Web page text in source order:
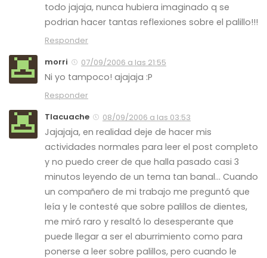
todo jajaja, nunca hubiera imaginado q se
podrian hacer tantas reflexiones sobre el palillo!!!
Responder
morri
07/09/2006 a las 21:55
Ni yo tampoco! ajajaja :P
Responder
Tlacuache
08/09/2006 a las 03:53
Jajajaja, en realidad deje de hacer mis
actividades normales para leer el post completo
y no puedo creer de que halla pasado casi 3
minutos leyendo de un tema tan banal… Cuando
un compañero de mi trabajo me preguntó que
leía y le contesté que sobre palillos de dientes,
me miró raro y resaltó lo desesperante que
puede llegar a ser el aburrimiento como para
ponerse a leer sobre palillos, pero cuando le